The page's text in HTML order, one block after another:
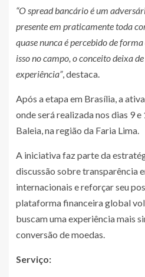
“O spread bancário é um
presente em praticamente toda
quase nunca é percebido de
isso no campo, o conceito deixa
experiência”, destaca.
Após a etapa em Brasília, a
onde será realizada nos dias 9 e
Baleia, na região da Faria Lima.
A iniciativa faz parte da
discussão sobre transparência
internacionais e reforçar seu
plataforma financeira global
buscam uma experiência mais
conversão de moedas.
Serviço: